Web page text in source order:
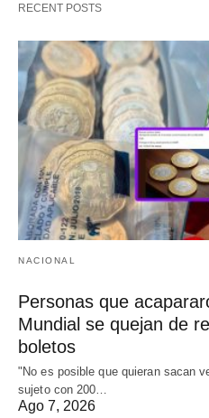
RECENT POSTS
NACIONAL
Personas que
Mundial se quejan de
boletos
"No es posible que quieran sacan
sujeto con 200…
Ago 7, 2026